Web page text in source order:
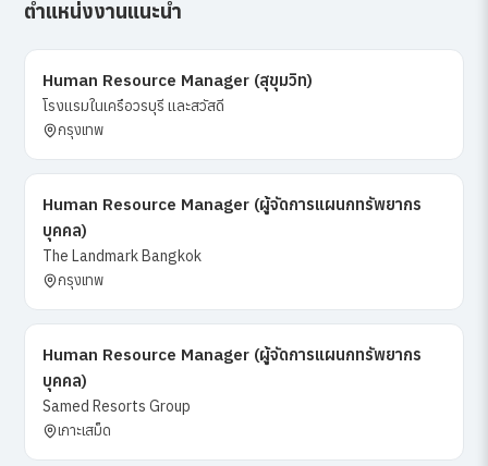
ตำแหน่งงานแนะนำ
Human Resource Manager (สุขุมวิท)
โรงแรมในเครือวรบุรี และสวัสดี
กรุงเทพ
Human Resource Manager (ผู้จัดการแผนกทรัพยากร
บุคคล)
The Landmark Bangkok
กรุงเทพ
Human Resource Manager (ผู้จัดการแผนกทรัพยากร
บุคคล)
Samed Resorts Group
เกาะเสม็ด